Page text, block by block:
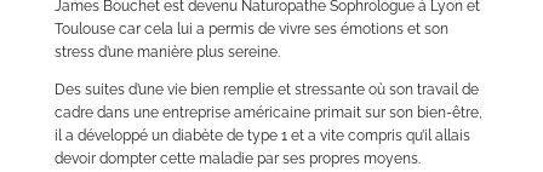
James Bouchet est devenu Naturopathe Sophrologue à Lyon et
Toulouse car cela lui a permis de vivre ses émotions et son
stress d’une manière plus sereine.
Des suites d’une vie bien remplie et stressante où son travail de
cadre dans une entreprise américaine primait sur son bien-être,
il a développé un diabète de type 1 et a vite compris qu’il allais
devoir dompter cette maladie par ses propres moyens.